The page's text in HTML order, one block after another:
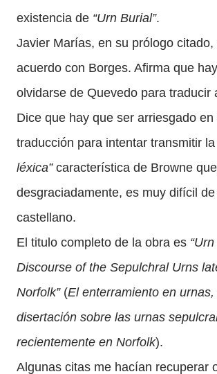
existencia de “Urn Burial”.
Javier Marías, en su prólogo citado,
acuerdo con Borges. Afirma que
olvidarse de Quevedo para traducir
Dice que hay que ser arriesgado en
traducción para intentar transmitir la
léxica”característica de Browne
desgraciadamente, es muy difícil
castellano.
El titulo completo de la obra es
Discourse of the Sepulchral Urns
Norfolk”(El enterramiento en
disertación sobre las urnas
recientemente en Norfolk).
Algunas citas me hacían recuperar